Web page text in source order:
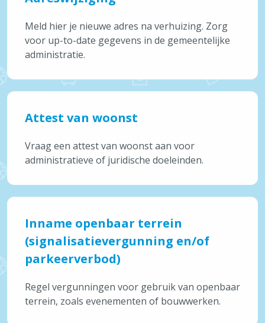
Onderwijs & Kinderopvang
Vaak bezocht
Afvalkalender
Feestmarkten en kermissen
Tickets cultuur
Snelle links
Maak een afspraak
Aanvragen & attesten
Meld iets
Meld hier je nieuwe adres na verhuizing. Zorg
voor up-to-date gegevens in de gemeentelijke
administratie.
Attest van woonst
Vraag een attest van woonst aan voor
administratieve of juridische doeleinden.
Inname openbaar terrein
(signalisatievergunning en/of
parkeerverbod)
Regel vergunningen voor gebruik van openbaar
terrein, zoals evenementen of bouwwerken.